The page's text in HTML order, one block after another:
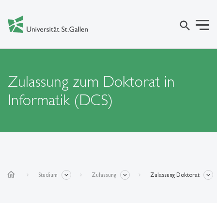
search
Zulassung zum Doktorat in
Informatik (DCS)
home Studium Zulassung Zulassung Doktorat